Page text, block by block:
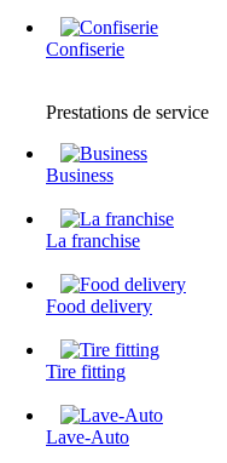
Confiserie
Prestations de service
Business
La franchise
Food delivery
Tire fitting
Lave-Auto